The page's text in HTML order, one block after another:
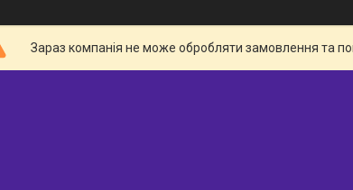
Зараз компанія не може обробляти замовлення та